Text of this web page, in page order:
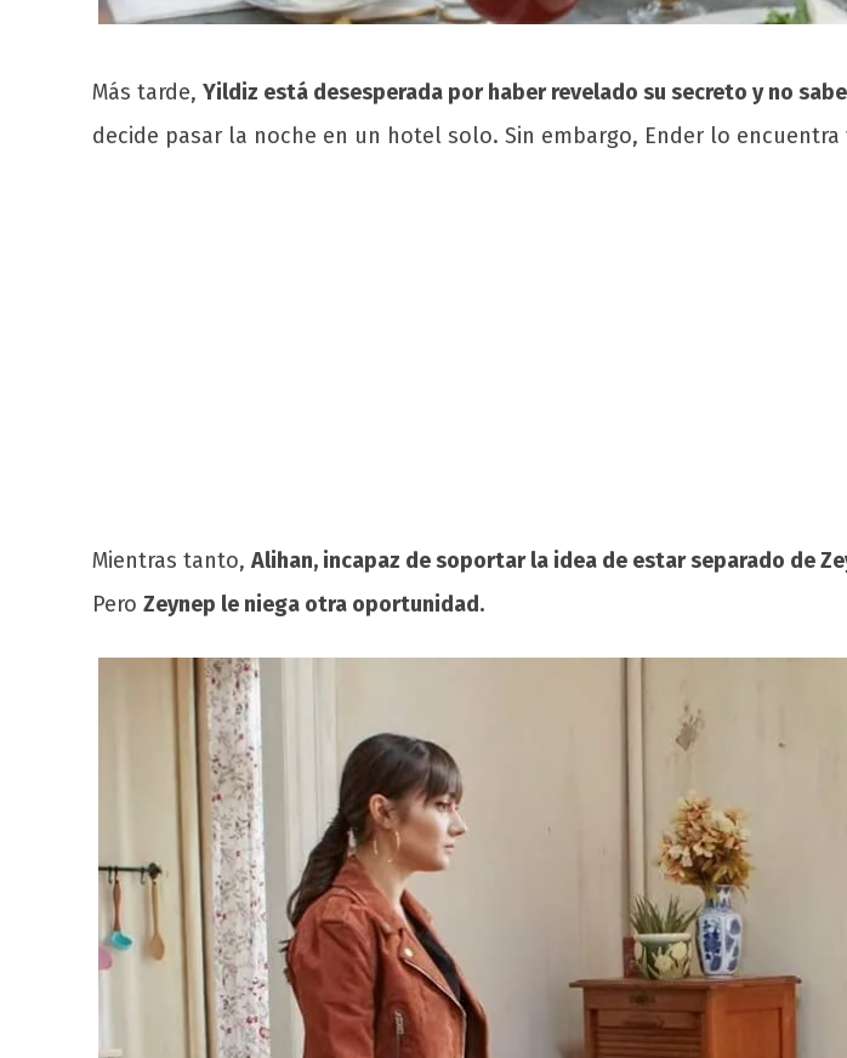
Más tarde, Yildiz está desesperada por haber revelado su secreto y no
decide pasar la noche en un hotel solo. Sin embargo, Ender lo
Mientras tanto, Alihan, incapaz de soportar la idea de estar separado de
Pero Zeynep le niega otra oportunidad.